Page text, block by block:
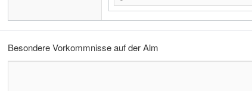
Besondere Vorkommnisse auf der Alm